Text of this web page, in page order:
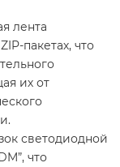
лента
пакетах, что
их от
светодиодной
что